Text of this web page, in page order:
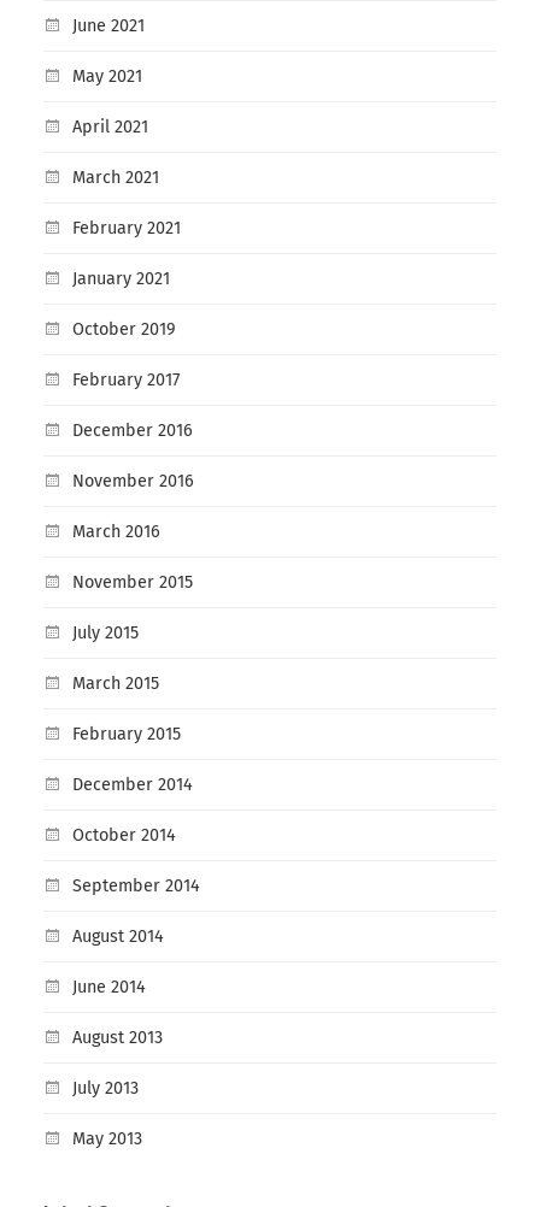
June 2021
May 2021
April 2021
March 2021
February 2021
January 2021
October 2019
February 2017
December 2016
November 2016
March 2016
November 2015
July 2015
March 2015
February 2015
December 2014
October 2014
September 2014
August 2014
June 2014
August 2013
July 2013
May 2013